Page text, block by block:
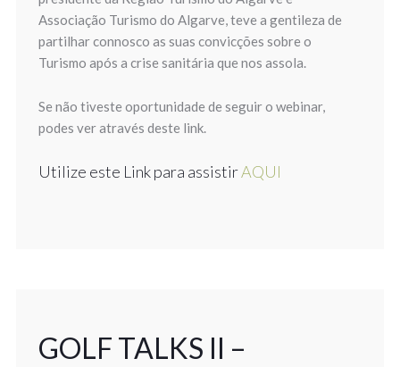
Associação Turismo do Algarve, teve a gentileza de
partilhar connosco as suas convicções sobre o
Turismo após a crise sanitária que nos assola.
Se não tiveste oportunidade de seguir o webinar,
podes ver através deste link.
Utilize este Link para assistirAQUI
GOLF TALKS II –